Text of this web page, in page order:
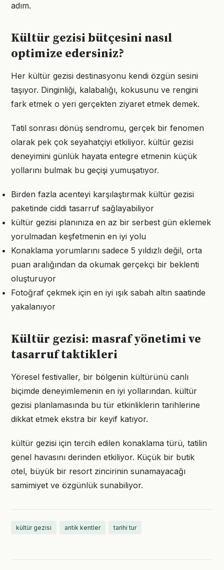
adım.
Kültür gezisi bütçesini nasıl
optimize edersiniz?
Her kültür gezisi destinasyonu kendi özgün sesini
taşıyor. Dinginliği, kalabalığı, kokusunu ve rengini
fark etmek o yeri gerçekten ziyaret etmek demek.
Tatil sonrası dönüş sendromu, gerçek bir fenomen
olarak pek çok seyahatçiyi etkiliyor. kültür gezisi
deneyimini günlük hayata entegre etmenin küçük
yollarını bulmak bu geçişi yumuşatıyor.
Birden fazla acenteyi karşılaştırmak kültür gezisi
paketinde ciddi tasarruf sağlayabiliyor
kültür gezisi planınıza en az bir serbest gün eklemek
yorulmadan keşfetmenin en iyi yolu
Konaklama yorumlarını sadece 5 yıldızlı değil, orta
puan aralığından da okumak gerçekçi bir beklenti
oluşturuyor
Fotoğraf çekmek için en iyi ışık sabah altın saatinde
yakalanıyor
Kültür gezisi: masraf yönetimi ve
tasarruf taktikleri
Yöresel festivaller, bir bölgenin kültürünü canlı
biçimde deneyimlemenin en iyi yollarından. kültür
gezisi planlamasında bu tür etkinliklerin tarihlerine
dikkat etmek ekstra bir keyif katıyor.
kültür gezisi için tercih edilen konaklama türü, tatilin
genel havasını derinden etkiliyor. Küçük bir butik
otel, büyük bir resort zincirinin sunamayacağı
samimiyet ve özgünlük sunabiliyor.
kültür gezisi antik kentler tarihi tur